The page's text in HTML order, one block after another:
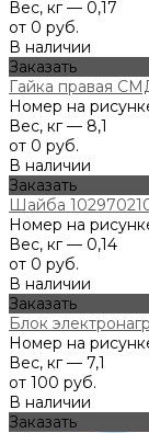
Вес, кг — 0,17
от 0 руб.
В наличии
Заказать
Гайка правая
Номер на
Вес, кг — 8,1
от 0 руб.
В наличии
Заказать
Шайба
Номер на
Вес, кг — 0,14
от 0 руб.
В наличии
Заказать
Блок
Номер на
Вес, кг — 7,1
от 100 руб.
В наличии
Заказать